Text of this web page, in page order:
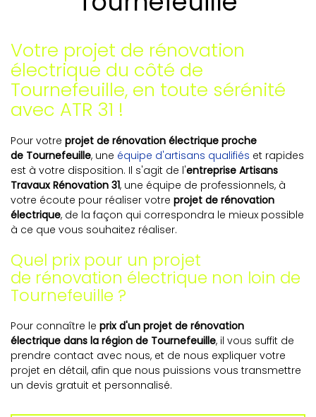
Votre projet de rénovation
électrique du côté de
Tournefeuille, en toute sérénité
avec ATR 31 !
Pour votre projet de rénovation électrique proche
de Tournefeuille, une équipe d'artisans qualifiés et rapides
est à votre disposition. Il s'agit de l'entreprise Artisans
Travaux Rénovation 31, une équipe de professionnels, à
votre écoute pour réaliser votre projet de rénovation
électrique, de la façon qui correspondra le mieux possible
à ce que vous souhaitez réaliser.
Quel prix pour un projet
de rénovation électrique non loin de
Tournefeuille ?
Pour connaître le prix d'un projet de rénovation
électrique dans la région de Tournefeuille, il vous suffit de
prendre contact avec nous, et de nous expliquer votre
projet en détail, afin que nous puissions vous transmettre
un devis gratuit et personnalisé.